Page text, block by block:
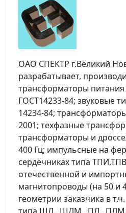
ОАО СПЕКТР г.Великий
разрабатывает,
трансформаторы питания
ГОСТ14233-84; звуковые
14234-84;
2001; техфазные
трансформаторы и
400 Гц; импульсные на
сердечниках типа
отечественной и
магнитопроводы (на 50 и
геометрии заказчика в